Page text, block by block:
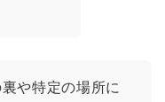
や特定の場所に